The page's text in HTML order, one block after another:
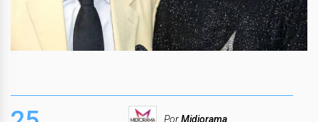
PorMidiorama